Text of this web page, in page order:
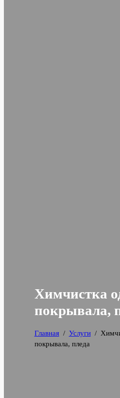
Химчистка
покрывала,
Главная/ Услуги/
покрывала, пледа